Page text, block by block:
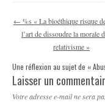
Navigation des articles
← %s « La bioéthique risque
l’art de dissoudre la morale
relativisme »
Une réflexion au sujet de «
Laisser un
Votre adresse e-mail ne sera